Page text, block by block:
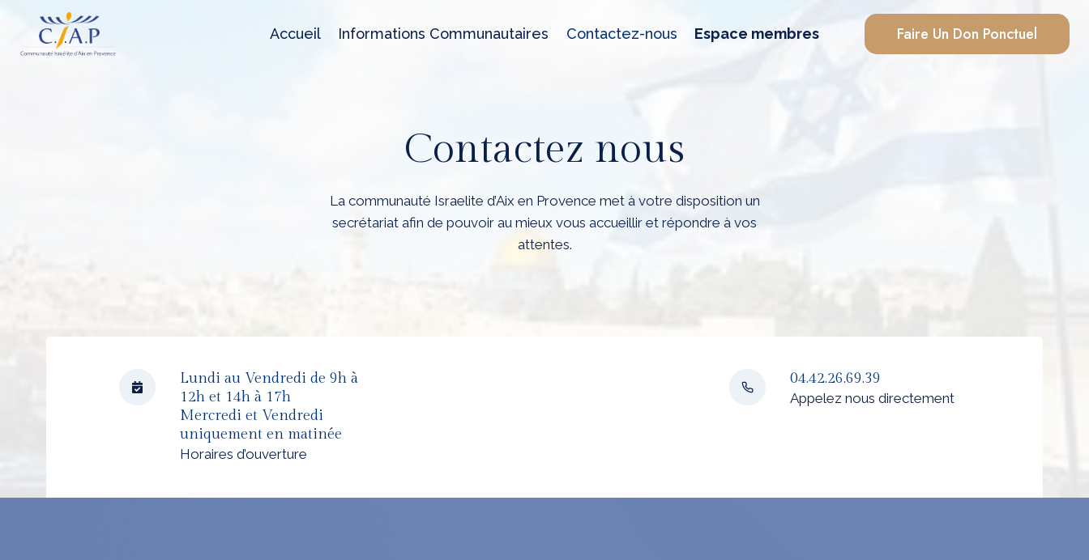
contenu
Accueil Informations Communautaires Contactez-nous Espace membres Faire Un Don Ponctuel
Contactez nous
La communauté Israelite d’Aix en Provence met à votre disposition un
secrétariat afin de pouvoir au mieux vous accueillir et répondre à vos
attentes.
Lundi au Vendredi de 9h à
12h et 14h à 17h
Mercredi et Vendredi
uniquement en matinée
Horaires d’ouverture
04.42.26.69.39
Appelez nous directement